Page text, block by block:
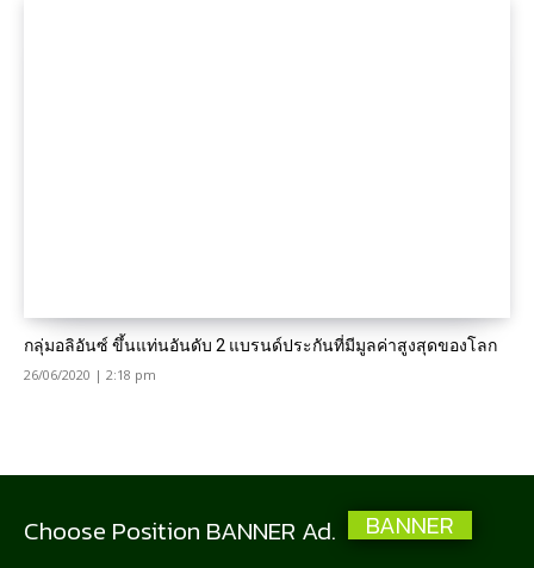
กลุ่มอลิอันซ์ ขึ้นแท่นอันดับ 2 แบรนด์ประกันที่มีมูลค่าสูงสุดของโลก
26/06/2020 | 2:18 pm
Choose Position BANNER Ad. BANNER